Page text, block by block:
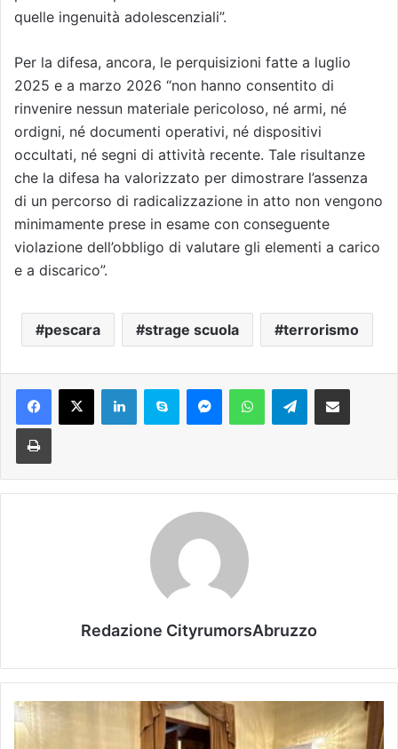
quelle ingenuità adolescenziali”.
Per la difesa, ancora, le perquisizioni fatte a luglio
2025 e a marzo 2026 “non hanno consentito di
rinvenire nessun materiale pericoloso, né armi, né
ordigni, né documenti operativi, né dispositivi
occultati, né segni di attività recente. Tale risultanze
che la difesa ha valorizzato per dimostrare l’assenza
di un percorso di radicalizzazione in atto non vengono
minimamente prese in esame con conseguente
violazione dell’obbligo di valutare gli elementi a carico
e a discarico”.
pescara strage scuola terrorismo
Telegram
Redazione CityrumorsAbruzzo